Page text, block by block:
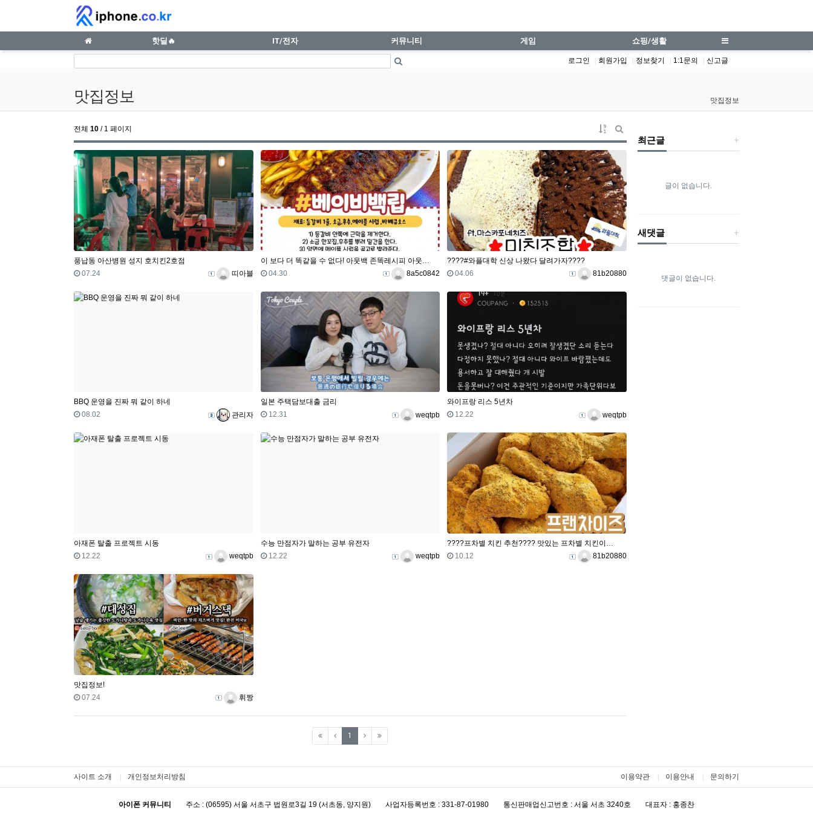
맛집정보 1 페이지 | iphone.co.kr
핫딜🔥 IT/전자 커뮤니티 게임 쇼핑/생활
로그인 회원가입 정보찾기 1:1문의 신고글
맛집정보 맛집정보
전체 10 / 1 페이지
게시물 정렬
게시판 검색
풍납동 아산병원 성지 호치킨2호점
등록자띠아블
등록일
07.24
이 보다 더 똑같을 수 없다! 아웃백 존똑레시피 아웃…
등록자 8a5c0842
등록일
04.30
????#와플대학 신상 나왔다 달려가자????
등록자81b20880
등록일
04.06
BBQ 운영을 진짜 뭐 같이 하네
등록자관리자
등록일
08.02
일본 주택담보대출 금리
등록자 weqtpb
등록일
12.31
와이프랑 리스 5년차
등록자weqtpb
등록일
12.22
아재폰 탈출 프로젝트 시동
등록자weqtpb
등록일
12.22
수능 만점자가 말하는 공부 유전자
등록자 weqtpb
등록일
12.22
????프차별 치킨 추천???? 맛있는 프차별 치킨이…
등록자81b20880
등록일
10.12
맛집정보!
등록자휘짱
등록일
07.24
1 (current)
최근글
글이 없습니다.
새댓글
댓글이 없습니다.
사이트 소개 개인정보처리방침 이용약관 이용안내 문의하기
아이폰 커뮤니티 주소 : (06595) 서울 서초구 법원로3길 19 (서초동, 양지원) 사업자등록번호 : 331-87-01980 통신판매업신고번호 : 서울 서초 3240호
대표자 : 홍종찬